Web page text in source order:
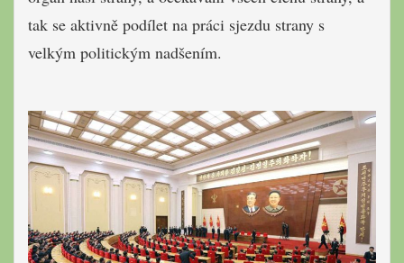
tak se aktivně podílet na práci sjezdu strany s
velkým politickým nadšením.